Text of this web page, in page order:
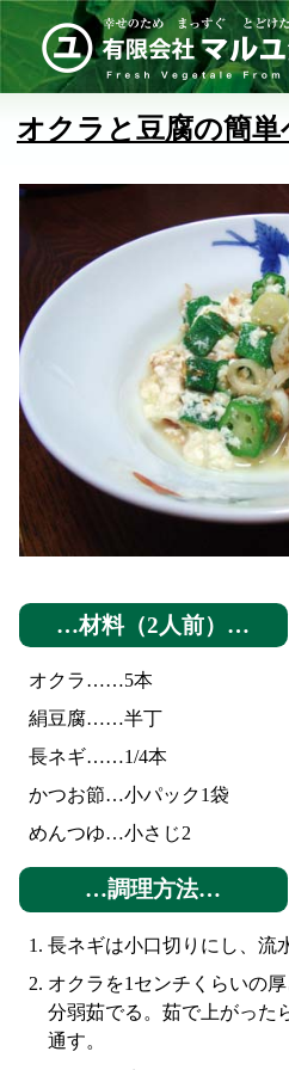
オクラと豆腐の簡
…材料（2人前）…
オクラ……5本
絹豆腐……半丁
長ネギ……1/4本
かつお節…小パック1袋
めんつゆ…小さじ2
…調理方法…
長ネギは小口切りにし、流
オクラを1センチくらいの
分弱茹でる。茹で上がった
通す。